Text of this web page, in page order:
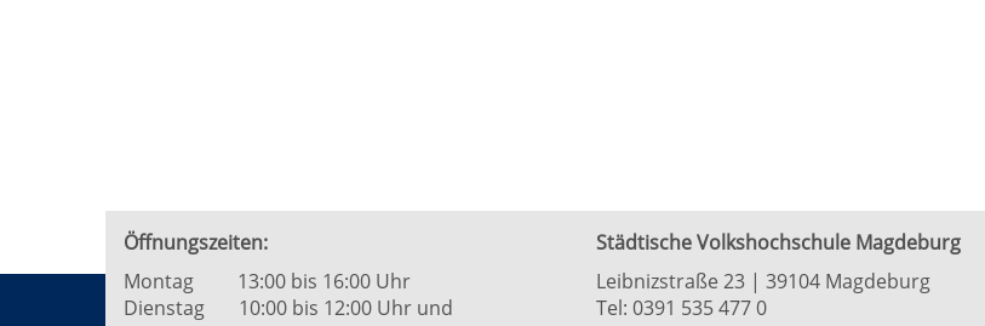
Öffnungszeiten:
Montag 13:00 bis 16:00 Uhr
Dienstag 10:00 bis 12:00 Uhr und
Städtische Volkshochschule Magdeburg
Leibnizstraße 23 | 39104 Magdeburg
Tel: 0391 535 477 0